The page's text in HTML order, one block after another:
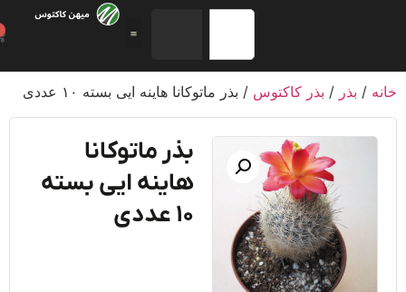
کاکتوس / بذر ماتوکانا هاینه ایی بسته ۱۰ عددی
بذر ماتوکانا
هاینه ایی بسته
۱۰ عددی